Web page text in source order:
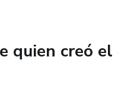
quien creó